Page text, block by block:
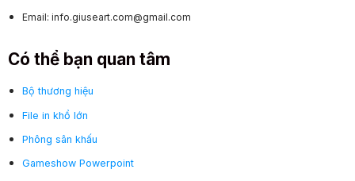
Email: info.giuseart.com@gmail.com
Có thể bạn quan tâm
Bộ thương hiệu
File in khổ lớn
Phông sân khấu
Gameshow Powerpoint